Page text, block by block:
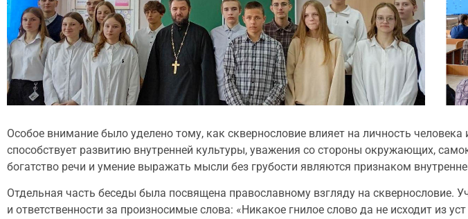
Особое внимание было уделено тому, как сквернословие влияет на личность
способствует развитию внутренней культуры, уважения со стороны окружающих,
богатство речи и умение выражать мысли без грубости являются признаком
Отдельная часть беседы была посвящена православному взгляду на сквернословие.
и ответственности за произносимые слова: «Никакое гнилое слово да не исходит из